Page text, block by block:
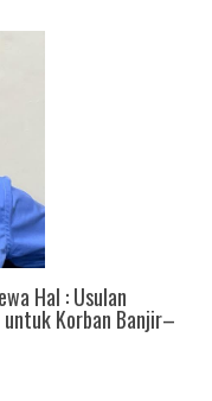
Hal : Usulan
untuk Korban Banjir–